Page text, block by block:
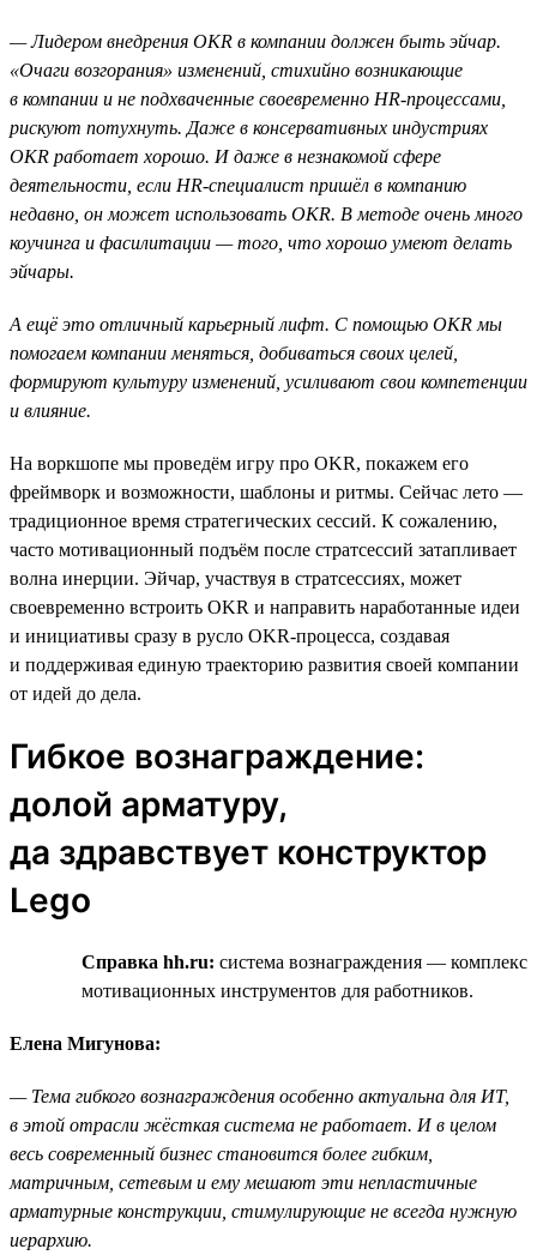
— Лидером внедрения OKR в компании должен быть эйчар.
«Очаги возгорания» изменений, стихийно возникающие
в компании и не подхваченные своевременно HR-процессами,
рискуют потухнуть. Даже в консервативных индустриях
OKR работает хорошо. И даже в незнакомой сфере
деятельности, если HR-специалист пришёл в компанию
недавно, он может использовать ОKR. В методе очень много
коучинга и фасилитации — того, что хорошо умеют делать
эйчары.
А ещё это отличный карьерный лифт. С помощью OKR мы
помогаем компании меняться, добиваться своих целей,
формируют культуру изменений, усиливают свои компетенции
и влияние.
На воркшопе мы проведём игру про OKR, покажем его
фреймворк и возможности, шаблоны и ритмы. Сейчас лето —
традиционное время стратегических сессий. К сожалению,
часто мотивационный подъём после стратсессий затапливает
волна инерции. Эйчар, участвуя в стратсессиях, может
своевременно встроить OKR и направить наработанные идеи
и инициативы сразу в русло OKR-процесса, создавая
и поддерживая единую траекторию развития своей компании
от идей до дела.
Гибкое вознаграждение:
долой арматуру,
да здравствует конструктор
Lego
Справка hh.ru: система вознаграждения — комплекс
мотивационных инструментов для работников.
Елена Мигунова:
— Тема гибкого вознаграждения особенно актуальна для ИТ,
в этой отрасли жёсткая система не работает. И в целом
весь современный бизнес становится более гибким,
матричным, сетевым и ему мешают эти непластичные
арматурные конструкции, стимулирующие не всегда нужную
иерархию.